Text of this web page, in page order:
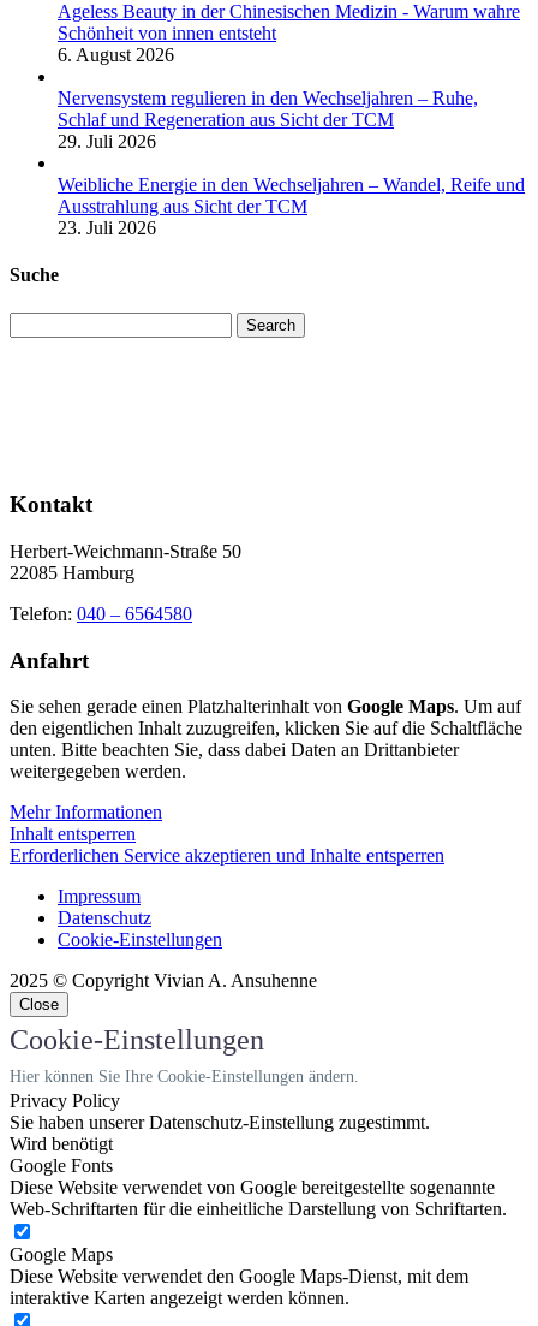
Ageless Beauty in der Chinesischen Medizin - Warum wahre
Schönheit von innen entsteht
6. August 2026
Nervensystem regulieren in den Wechseljahren – Ruhe,
Schlaf und Regeneration aus Sicht der TCM
29. Juli 2026
Weibliche Energie in den Wechseljahren – Wandel, Reife und
Ausstrahlung aus Sicht der TCM
23. Juli 2026
Suche
Search
Kontakt
Herbert-Weichmann-Straße 50
22085 Hamburg
Telefon: 040 – 6564580
Anfahrt
Sie sehen gerade einen Platzhalterinhalt von Google Maps. Um auf
den eigentlichen Inhalt zuzugreifen, klicken Sie auf die Schaltfläche
unten. Bitte beachten Sie, dass dabei Daten an Drittanbieter
weitergegeben werden.
Mehr Informationen
Inhalt entsperren
Erforderlichen Service akzeptieren und Inhalte entsperren
Impressum
Datenschutz
Cookie-Einstellungen
2025 © Copyright Vivian A. Ansuhenne
Close
Cookie-Einstellungen
Hier können Sie Ihre Cookie-Einstellungen ändern.
Privacy Policy
Sie haben unserer Datenschutz-Einstellung zugestimmt.
Wird benötigt
Google Fonts
Diese Website verwendet von Google bereitgestellte sogenannte
Web-Schriftarten für die einheitliche Darstellung von Schriftarten.
Google Maps
Diese Website verwendet den Google Maps-Dienst, mit dem
interaktive Karten angezeigt werden können.